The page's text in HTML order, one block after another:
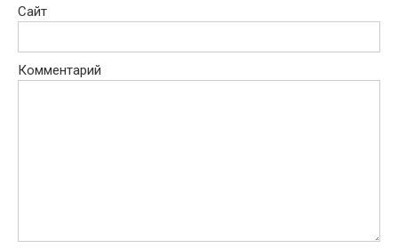
Сайт
Комментарий